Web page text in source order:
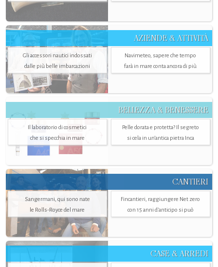
AZIENDE & ATTIVITÀ
Gli accessori nautici indossati
dalle più belle imbarcazioni
Navimeteo, sapere che tempo
farà in mare conta ancora di più
BELLEZZA & BENESSERE
Il laboratorio di cosmetici
che si specchia in mare
Pelle dorata e protetta? Il segreto
si cela in un’antica pietra Inca
CANTIERI
Sangermani, qui sono nate
le Rolls-Royce del mare
Fincantieri, raggiungere Net zero
con 15 anni d'anticipo si può
CASE & ARREDI